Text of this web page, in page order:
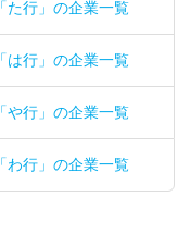
「た行」の企業一覧
「は行」の企業一覧
「や行」の企業一覧
「わ行」の企業一覧